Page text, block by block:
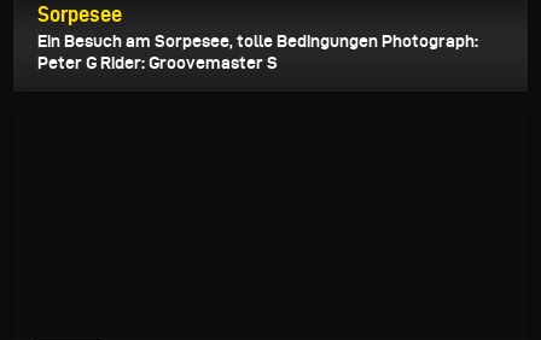
Sorpesee
Ein Besuch am Sorpesee, tolle Bedingungen Photograph:
Peter G Rider: Groovemaster S